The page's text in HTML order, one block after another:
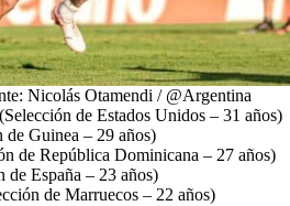
Nicolás Otamendi / @Argentina
(Selección de Estados Unidos – 31 años)
de Guinea – 29 años)
de República Dominicana – 27 años)
de España – 23 años)
de Marruecos – 22 años)